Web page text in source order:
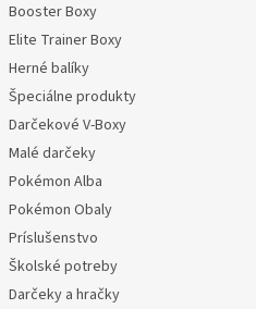
Booster Boxy
Elite Trainer Boxy
Herné balíky
Špeciálne produkty
Darčekové V-Boxy
Malé darčeky
Pokémon Alba
Pokémon Obaly
Príslušenstvo
Školské potreby
Darčeky a hračky